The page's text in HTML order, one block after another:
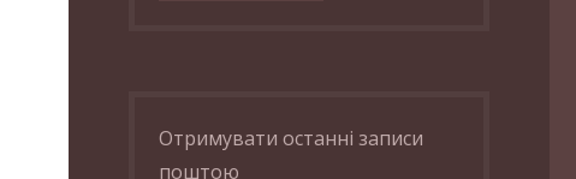
Отримувати останні записи
поштою